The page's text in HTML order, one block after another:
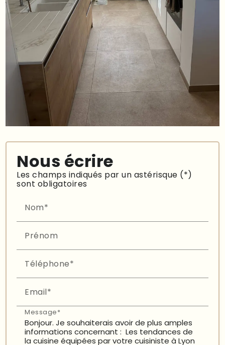
Nous écrire
Les champs indiqués par un astérisque (*)
sont obligatoires
Nom*
Prénom
Téléphone*
Email*
Message*